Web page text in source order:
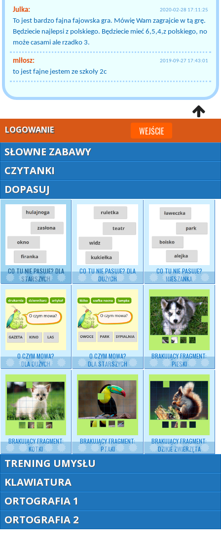
Julka: 2020-02-28 17:11:25
To jest bardzo fajna fajowska gra. Mówię Wam zagrajcie w tą grę.
Będziecie najlepsi z polskiego. Będziecie mieć 6,5,4,z polskiego, no
może casami ale rzadko 3.
miłosz: 2019-09-27 17:43:01
to jest fajne jestem ze szkoły 2c
LOGOWANIE WEJŚCIE
SŁOWNE ZABAWY
CZYTANKI
DOPASUJ
CO TU NIE PASUJE? DLA
STARSZYCH
CO TU NIE PASUJE? DLA
DUŻYCH
CO TU NIE PASUJE?
MIESZANKA
O CZYM MOWA?
DLA DUŻYCH
O CZYM MOWA?
DLA STARSZYCH
BRAKUJĄCY FRAGMENT:
PIESKI
BRAKUJĄCY FRAGMENT:
KOTKI
BRAKUJĄCY FRAGMENT:
PTAKI
BRAKUJĄCY FRAGMENT:
DZIKIE ZWIERZĘTA
TRENING UMYSŁU
KLAWIATURA
ORTOGRAFIA 1
ORTOGRAFIA 2